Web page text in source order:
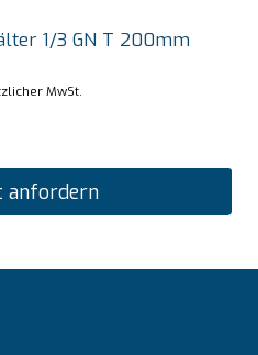
1/3 GN T 200mm
MwSt.
anfordern